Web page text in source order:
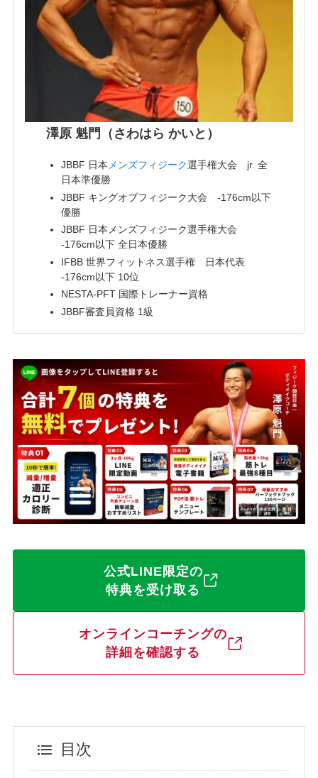
澤原 魁門（さわはら かいと）
JBBF 日本 メンズフィジーク選手権大会 jr. 全
日本準優勝
JBBF キングオブフィジーク大会 -176cm以下
優勝
JBBF 日本メンズフィジーク選手権大会
-176cm以下 全日本優勝
IFBB 世界フィットネス選手権 日本代表
-176cm以下 10位
NESTA-PFT 国際トレーナー資格
JBBF審査員資格 1級
公式LINE限定の
特典を受け取る
オンラインコーチングの
詳細を確認する
目次